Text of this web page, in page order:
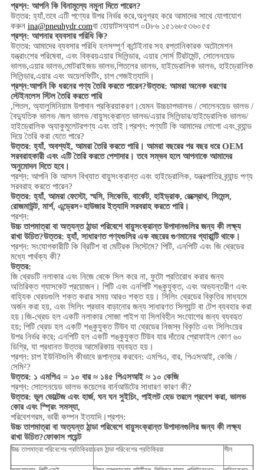
প্রশ্ন: আপনি কি বিনামূল্যে নমুনা দিতে পারেন?
উত্তর: হ্যাঁ,তবে এটি পণ্যের উপর নির্ভর করে,অনুগ্রহ করে আমাদের সাথে যোগাযোগ
করুন ina@pneuhydr.comবা হোয়াটসঅ্যাপ ০0৮৬ ১৫১৬৮৫৩৬০৫৫
প্রশ্ন: আপনার ব্যবসার পরিধি কি?
উত্তর: আমাদের ব্যবসার পরিধি হলসম্পূর্ণ কন্টেইনার সহ রপ্তানিকারক অটোমেশন
যন্ত্রাংশের পরিষেবা, এবং বিক্রয়এয়ার সিলিন্ডার, এয়ার সোর্স ট্রিটমেন্ট, সোলেনয়েড
ভালভ,এয়ার ভালভ,মোটরাইজড ভালভ,পিতলের ভালভ, হাইড্রোলিক ভালভ, হাইড্রোলিক
সিলিন্ডার,এয়ার এবং অয়েলফিটিং, চাপ গেজইত্যাদি।
প্রশ্ন:আপনি কি ধরনের পণ্য তৈরি করতে পারেন?উত্তর: আমরা অনেক ধরণের
স্টেইনলেস স্টিল তৈরি করতে পারি
,পিতল, অ্যালুমিনিয়াম উপাদান প্রক্রিয়াকরণ।যেমন উচ্চচাপভালভ / সোলেনয়েড ভালভ /
বৈদ্যুতিক ভালভ /জল ভালভ /বায়ুসংক্রান্ত ভালভ/এয়ার সিলিন্ডার/হাইড্রোলিক ভালভ/
হাইড্রোলিক অ্যাকুমুলেটরপণ্য এবং তাই।প্রশ্ন: পণ্যটি কি আমাদের লোগো এবং ব্র্যান্ড
দিয়ে তৈরি করা যেতে পারে?
উত্তর: হ্যাঁ, অবশ্যই, আমরা তৈরি করতে পারি। আমরা বছরের পর বছর ধরে OEM
সরবরাহকারী এবং এটি তৈরি করতে পেশাদার। তবে সম্ভব হলে আপনাকে আমাদের
অনুমোদন দিতে হবে।
প্রশ্ন: আপনি কি আসল বিখ্যাত বায়ুসংক্রান্ত এবং হাইড্রোলিক, যন্ত্রপাতির ব্র্যান্ড পণ্য
সরবরাহ করতে পারেন?
উত্তর: হ্যাঁ, আমরা ফেস্টো, স্মসি, সিকেডি, বার্কেট, হাইড্রাক, রেক্স্রোথ, সিমেন্স,
রোজমাউন্ট, মার্শ, এন্ড্রেস+হাউজার ইত্যাদি সরবরাহ করতে পারি।
প্রশ্ন:
উচ্চ তাপমাত্রা বা অত্যন্ত ঠান্ডা পরিবেশে বায়ুসংক্রান্ত উপাদানগুলির জন্য কী লক্ষ্য
রাখা উচিত?উত্তর: হ্যাঁ, সাধারণত পণ্যগুলির এক বছরের গুণমানের গ্যারান্টি থাকে।
প্রশ্ন: সংযোগকারীটি কি ব্রিটিশ বা মেট্রিক সিস্টেমে? পিটি, এনপিটি এবং জি থ্রেডের
মধ্যে পার্থক্য কী?
উত্তর:
জি থ্রেডটি নলাকার এবং নিজে থেকে সিল করে না, ফুটো প্রতিরোধ করার জন্য
অতিরিক্ত গ্যাসকেট প্রয়োজন। পিটি এবং এনপিটি শঙ্কুযুক্ত, এবং অভ্যন্তরীণ এবং
বাহ্যিক থ্রেডগুলি শক্ত করার সময় আরও শক্ত হয়। সিলিং থ্রেডের বিকৃতির মাধ্যমে
অর্জন করা হয়, এবং সিলিং প্রভাব বাড়ানোর জন্য সাধারণত সিল্যান্ট বা টেপ ব্যবহার করা
হয়।জি-থ্রেড হল একটি নলাকার সোজা পাইপ যা সিলবিহীন সংযোগের জন্য ব্যবহৃত
হয়; পিটি থ্রেড হল একটি শঙ্কুযুক্ত টিউব যা থ্রেডের নিজস্ব বিকৃতি এবং সিলিংয়ের
উপর নির্ভর করে; এনপিটি হল একটি শঙ্কুযুক্ত টিউব যার দাঁতের প্রোফাইল কোণ ৬০
ডিগ্রি, যা প্রধানত উত্তর আমেরিকায় ব্যবহৃত হয়।
প্রশ্ন: চাপ ইউনিটগুলি কীভাবে রূপান্তর করবেন: এমপিএ, বার, পিএসআই, কেজি /
সেমি²?
উত্তর: ১ এমপিএ = ১০ বার ≈ ১৪৫ পিএসআই ≈ ১০ কেজি
প্রশ্ন: সোলেনয়েড ভালভ কয়েলের বার্নআউটের সাধারণ কারণ কী?
উত্তর: ভুল ভোল্টেজ এবং হার্জ, ঘন ঘন সুইচিং, পাইলট হেড তরলে প্রবেশ করা, ভালভ
কোর এবং স্প্রিং সমস্যা,
পরিবেশগরম, ভারী কম্পন ইত্যাদি।প্রশ্ন:
উচ্চ তাপমাত্রা বা অত্যন্ত ঠান্ডা পরিবেশে বায়ুসংক্রান্ত উপাদানগুলির জন্য কী লক্ষ্য
রাখা উচিত?ফোকাস পয়েন্ট
উচ্চ তাপমাত্রা পরিবেশের প্রতিক্রিয়াচরম ঠান্ডা পরিবেশের প্রতিক্রিয়া সীল